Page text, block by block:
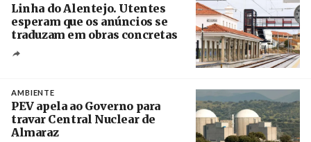
Linha do Alentejo. Utentes
esperam que os anúncios se
traduzam em obras concretas
AMBIENTE
PEV apela ao Governo para
travar Central Nuclear de
Almaraz